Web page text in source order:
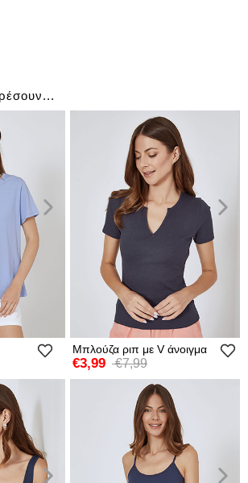
Μπλούζα ριπ με V άνοιγμα
€3,99 €7,99